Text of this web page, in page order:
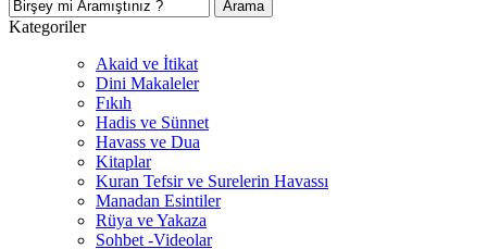
Kategoriler
Akaid ve İtikat
Dini Makaleler
Fıkıh
Hadis ve Sünnet
Havass ve Dua
Kitaplar
Kuran Tefsir ve Surelerin Havassı
Manadan Esintiler
Rüya ve Yakaza
Sohbet -Videolar